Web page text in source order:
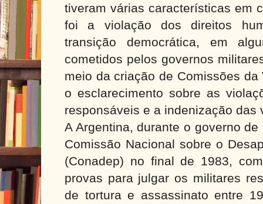
tiveram várias características em
foi a violação dos direitos
transição democrática, em
cometidos pelos governos
meio da criação de Comissões
o esclarecimento sobre as
responsáveis e a indenização
A Argentina, durante o governo
Comissão Nacional sobre o
(Conadep) no final de 1983,
provas para julgar os militares
de tortura e assassinato entre